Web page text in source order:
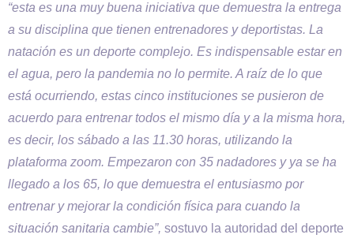
“esta es una muy buena iniciativa que demuestra la entrega
a su disciplina que tienen entrenadores y deportistas. La
natación es un deporte complejo. Es indispensable estar en
el agua, pero la pandemia no lo permite. A raíz de lo que
está ocurriendo, estas cinco instituciones se pusieron de
acuerdo para entrenar todos el mismo día y a la misma hora,
es decir, los sábado a las 11.30 horas, utilizando la
plataforma zoom. Empezaron con 35 nadadores y ya se ha
llegado a los 65, lo que demuestra el entusiasmo por
entrenar y mejorar la condición física para cuando la
situación sanitaria cambie”, sostuvo la autoridad del deporte